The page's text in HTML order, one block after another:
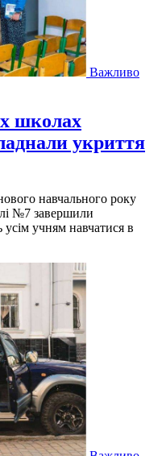
Важливо
школах
укриття
навчального року
№7 завершили
учням навчатися в